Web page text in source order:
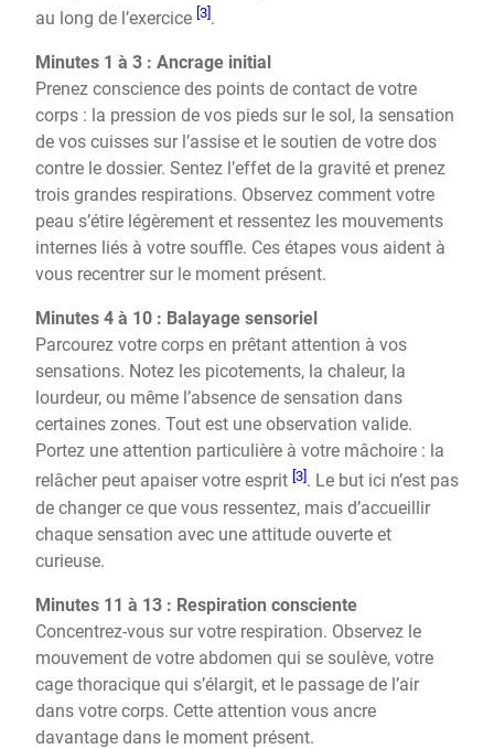
au long de l’exercice [3] .
Minutes 1 à 3 : Ancrage initial
Prenez conscience des points de contact de votre
corps : la pression de vos pieds sur le sol, la sensation
de vos cuisses sur l’assise et le soutien de votre dos
contre le dossier. Sentez l’effet de la gravité et prenez
trois grandes respirations. Observez comment votre
peau s’étire légèrement et ressentez les mouvements
internes liés à votre souffle. Ces étapes vous aident à
vous recentrer sur le moment présent.
Minutes 4 à 10 : Balayage sensoriel
Parcourez votre corps en prêtant attention à vos
sensations. Notez les picotements, la chaleur, la
lourdeur, ou même l’absence de sensation dans
certaines zones. Tout est une observation valide.
Portez une attention particulière à votre mâchoire : la
relâcher peut apaiser votre esprit [3]. Le but ici n’est pas
de changer ce que vous ressentez, mais d’accueillir
chaque sensation avec une attitude ouverte et
curieuse.
Minutes 11 à 13 : Respiration consciente
Concentrez-vous sur votre respiration. Observez le
mouvement de votre abdomen qui se soulève, votre
cage thoracique qui s’élargit, et le passage de l’air
dans votre corps. Cette attention vous ancre
davantage dans le moment présent.